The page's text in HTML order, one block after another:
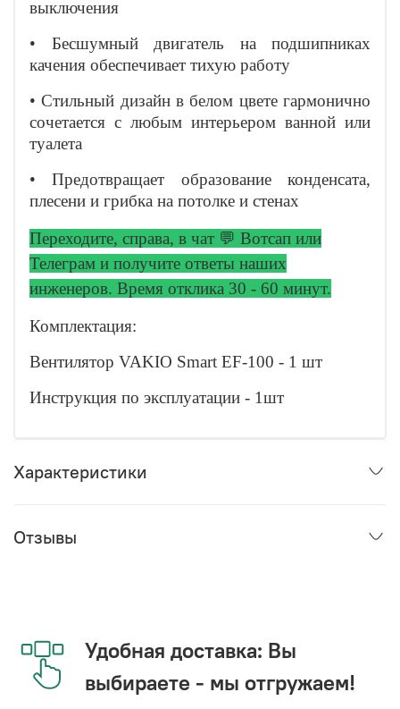
выключения
• Бесшумный двигатель на подшипниках
качения обеспечивает тихую работу
• Стильный дизайн в белом цвете гармонично
сочетается с любым интерьером ванной или
туалета
• Предотвращает образование конденсата,
плесени и грибка на потолке и стенах
Переходите, справа, в чат 💬 Вотсап или
Телеграм и получите ответы наших
инженеров. Время отклика 30 - 60 минут.
Комплектация:
Вентилятор VAKIO Smart EF-100 - 1 шт
Инструкция по эксплуатации - 1шт
Характеристики
Отзывы
Удобная доставка: Вы
выбираете - мы отгружаем!